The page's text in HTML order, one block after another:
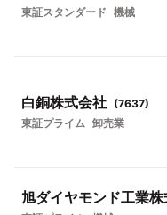
東証スタンダード 機械
白銅株式会社 (7637)
東証プライム 卸売業
旭ダイヤモンド工業